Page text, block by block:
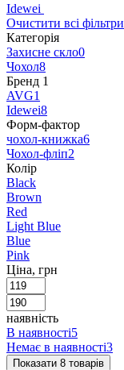
Idewei
Очистити всі фільтри
Категорія
Захисне скло0
Чохол8
Бренд 1
AVG1
Idewei8
Форм-фактор
чохол-книжка6
Чохол-фліп2
Колір
Black
Brown
Red
Light Blue
Blue
Pink
Ціна, грн
наявність
В наявності5
Немає в наявності3
Показати 8 товарів